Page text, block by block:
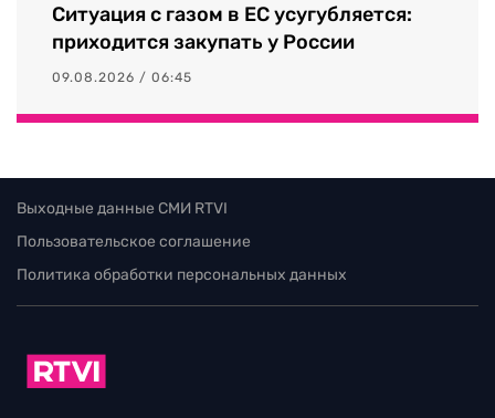
Ситуация с газом в ЕС усугубляется:
приходится закупать у России
09.08.2026 / 06:45
Выходные данные СМИ RTVI
Пользовательское соглашение
Политика обработки персональных данных